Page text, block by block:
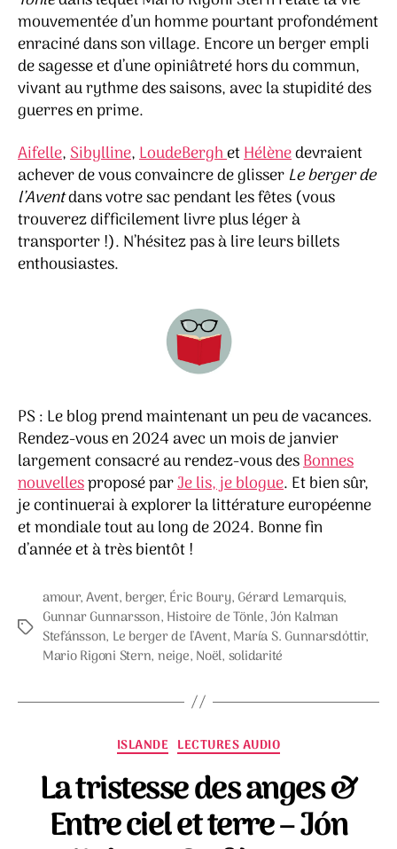
mouvementée d’un homme pourtant profondément
enraciné dans son village. Encore un berger empli
de sagesse et d’une opiniâtreté hors du commun,
vivant au rythme des saisons, avec la stupidité des
guerres en prime.
Aifelle,Sibylline,LoudeBerghetHélènedevraient
achever de vous convaincre de glisser Le berger de
l’Aventdans votre sac pendant les fêtes (vous
trouverez difficilement livre plus léger à
transporter !). N’hésitez pas à lire leurs billets
enthousiastes.
PS : Le blog prend maintenant un peu de vacances.
Rendez-vous en 2024 avec un mois de janvier
largement consacré au rendez-vous desBonnes
nouvellesproposé parJe lis, je blogue. Et bien sûr,
je continuerai à explorer la littérature européenne
et mondiale tout au long de 2024. Bonne fin
d’année et à très bientôt !
Étiquettes
amour,Avent, berger, Éric Boury, Gérard Lemarquis,
Gunnar Gunnarsson, Histoire de Tönle,Jόn Kalman
Stefánsson, Le berger de l'Avent, María S. Gunnarsdόttir,
Mario Rigoni Stern, neige, Noël, solidarité
Catégories
ISLANDE LECTURES AUDIO
La tristesse des anges &
Entre ciel et terre – Jón